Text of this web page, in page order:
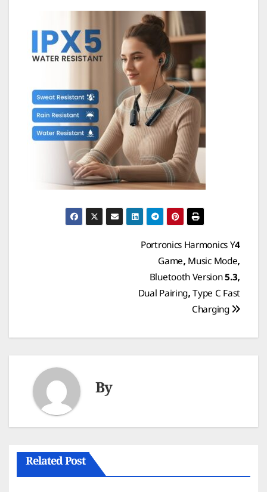
Portronics Harmonics Y4
Game, Music Mode,
Bluetooth Version 5.3,
Dual Pairing, Type C Fast
Charging
By
Related Post